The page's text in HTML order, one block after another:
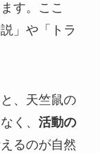
す。ここ
」や「トラ
、天竺鼠の
く、 活動の
るのが自然